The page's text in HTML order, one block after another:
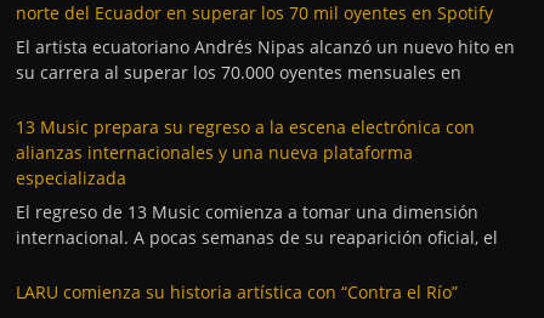
norte del Ecuador en superar los 70 mil oyentes en Spotify
El artista ecuatoriano Andrés Nipas alcanzó un nuevo hito en
su carrera al superar los 70.000 oyentes mensuales en
13 Music prepara su regreso a la escena electrónica con
alianzas internacionales y una nueva plataforma
especializada
El regreso de 13 Music comienza a tomar una dimensión
internacional. A pocas semanas de su reaparición oficial, el
LARU comienza su historia artística con “Contra el Río”